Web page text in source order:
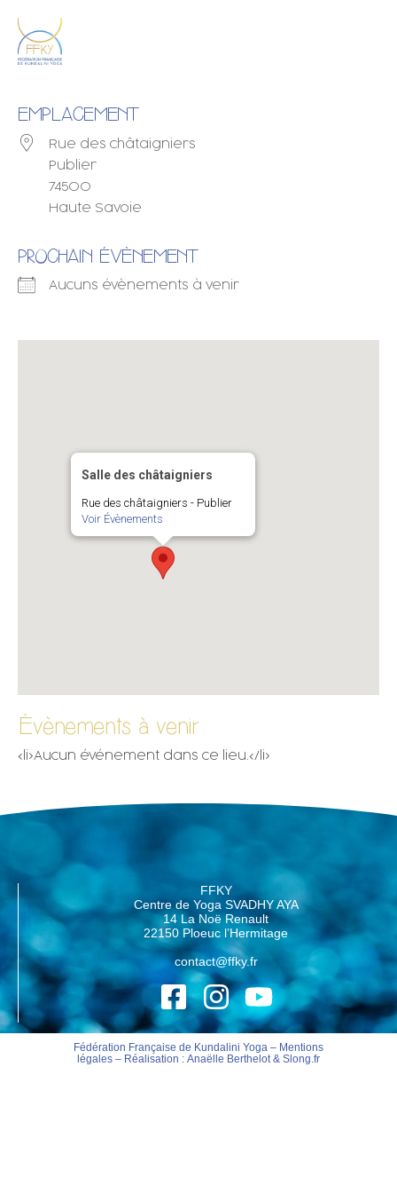
EMPLACEMENT
Rue des châtaigniers
Publier
74500
Haute Savoie
PROCHAIN ÉVÈNEMENT
Aucuns évènements à venir
Salle des châtaigniers
Rue des châtaigniers - Publier
Voir Évènements
Évènements à venir
<li>Aucun événement dans ce lieu.</li>
FFKY
Centre de Yoga SVADHY AYA
14 La Noë Renault
22150 Ploeuc l’Hermitage
contact@ffky.fr
Fédération Française de Kundalini Yoga – Mentions
légales– Réalisation : Anaëlle Berthelot& Slong.fr